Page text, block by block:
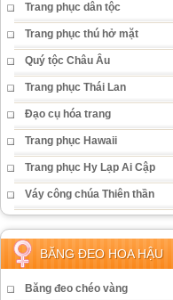
Trang phục dân tộc
Trang phục thú hở mặt
Quý tộc Châu Âu
Trang phục Thái Lan
Đạo cụ hóa trang
Trang phục Hawaii
Trang phục Hy Lạp Ai Cập
Váy công chúa Thiên thần
BĂNG ĐEO HOA HẬU
Băng đeo chéo vàng